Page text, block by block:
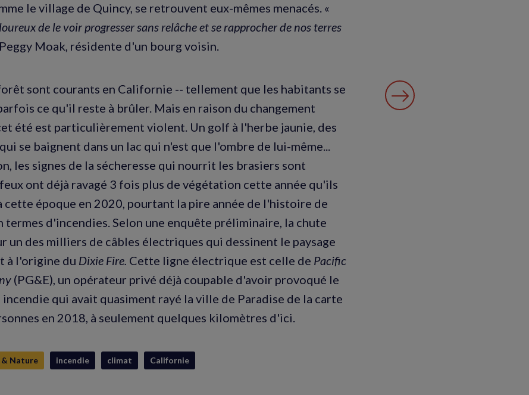
le village de Quincy, se retrouvent eux-mêmes menacés. «
de le voir progresser sans relâche et se rapprocher de nos terres
Moak, résidente d'un bourg voisin.
sont courants en Californie -- tellement que les habitants se
ce qu'il reste à brûler. Mais en raison du changement
été est particulièrement violent. Un golf à l'herbe jaunie, des
se baignent dans un lac qui n'est que l'ombre de lui-même...
les signes de la sécheresse qui nourrit les brasiers sont
ont déjà ravagé 3 fois plus de végétation cette année qu'ils
cette époque en 2020, pourtant la pire année de l'histoire de
termes d'incendies. Selon une enquête préliminaire, la chute
un des milliers de câbles électriques qui dessinent le paysage
à l'origine du Dixie Fire. Cette ligne électrique est celle de Pacific
(PG&E), un opérateur privé déjà coupable d'avoir provoqué le
incendie qui avait quasiment rayé la ville de Paradise de la carte
en 2018, à seulement quelques kilomètres d'ici.
& Nature incendie climat Californie